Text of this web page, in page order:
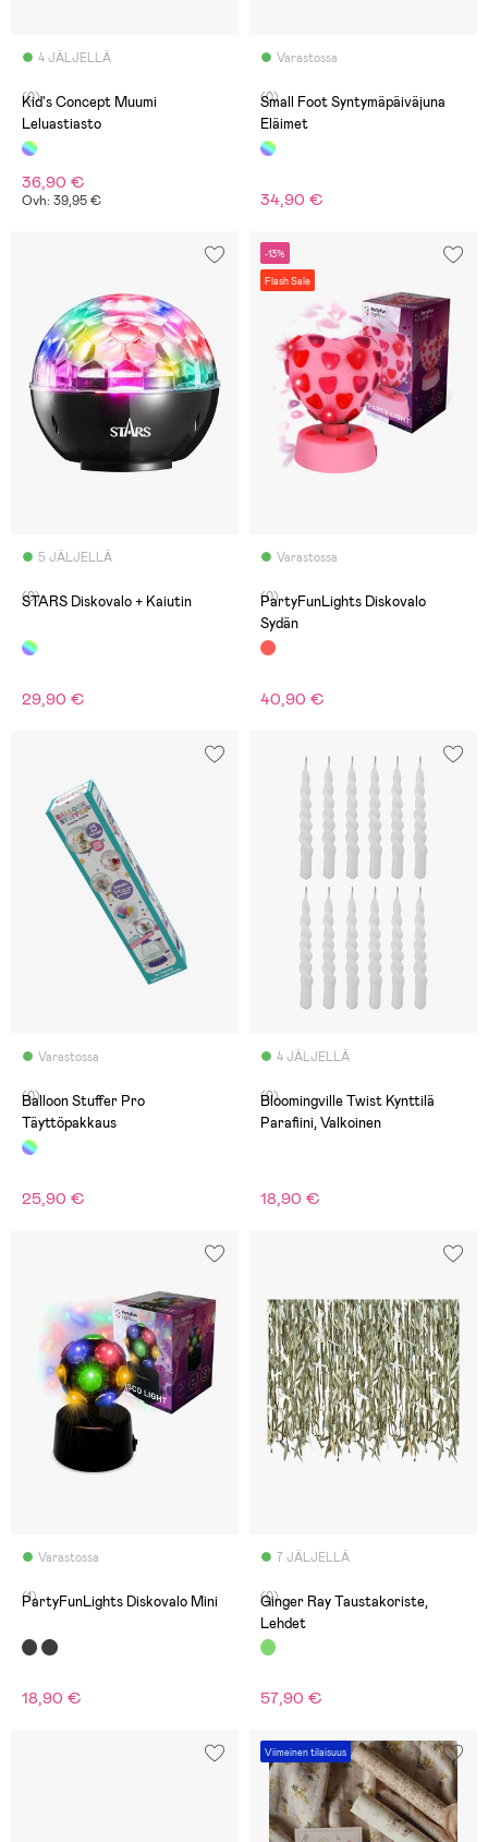
4 JÄLJELLÄ
(0)
Kid's Concept Muumi
Leluastiasto
36,90 €
Ovh: 39,95 €
Varastossa
(0)
Small Foot Syntymäpäiväjuna
Eläimet
34,90 €
5 JÄLJELLÄ
(0)
STARS Diskovalo + Kaiutin
29,90 €
-13%
Flash Sale
Varastossa
(0)
PartyFunLights Diskovalo
Sydän
40,90 €
Varastossa
(0)
Balloon Stuffer Pro
Täyttöpakkaus
25,90 €
4 JÄLJELLÄ
(0)
Bloomingville Twist Kynttilä
Parafiini, Valkoinen
18,90 €
Varastossa
(1)
PartyFunLights Diskovalo Mini
18,90 €
7 JÄLJELLÄ
(0)
Ginger Ray Taustakoriste,
Lehdet
57,90 €
Viimeinen tilaisuus